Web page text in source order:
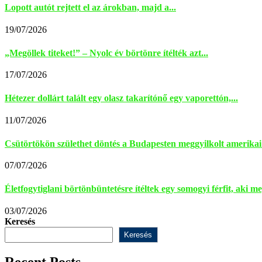
Lopott autót rejtett el az árokban, majd a...
19/07/2026
„Megöllek titeket!” – Nyolc év börtönre ítélték azt...
17/07/2026
Hétezer dollárt talált egy olasz takarítónő egy vaporettón,...
11/07/2026
Csütörtökön születhet döntés a Budapesten meggyilkolt
07/07/2026
Életfogytiglani börtönbüntetésre ítéltek egy somogyi férfit, aki
03/07/2026
Keresés
Keresés